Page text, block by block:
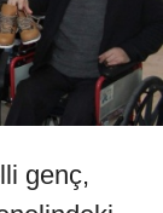
genç,